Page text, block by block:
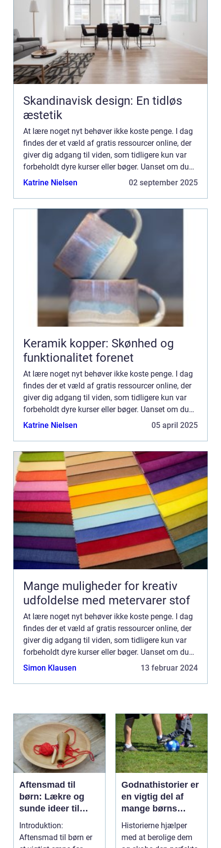
Skandinavisk design: En tidløs
æstetik
At lære noget nyt behøver ikke koste penge. I dag
findes der et væld af gratis ressourcer online, der
giver dig adgang til viden, som tidligere kun var
forbeholdt dyre kurser eller bøger. Uanset om du
vil lære at kode,...
Katrine Nielsen 02 september 2025
Keramik kopper: Skønhed og
funktionalitet forenet
At lære noget nyt behøver ikke koste penge. I dag
findes der et væld af gratis ressourcer online, der
giver dig adgang til viden, som tidligere kun var
forbeholdt dyre kurser eller bøger. Uanset om du
vil lære at kode,...
Katrine Nielsen 05 april 2025
Mange muligheder for kreativ
udfoldelse med metervarer stof
At lære noget nyt behøver ikke koste penge. I dag
findes der et væld af gratis ressourcer online, der
giver dig adgang til viden, som tidligere kun var
forbeholdt dyre kurser eller bøger. Uanset om du
vil lære at kode,...
Simon Klausen 13 februar 2024
Aftensmad til
børn: Lækre og
sunde ideer til
glade børn
Introduktion:
Aftensmad til børn er
Godnathistorier er
en vigtig del af
mange børns
nattlige rutine
Historierne hjælper
med at berolige dem